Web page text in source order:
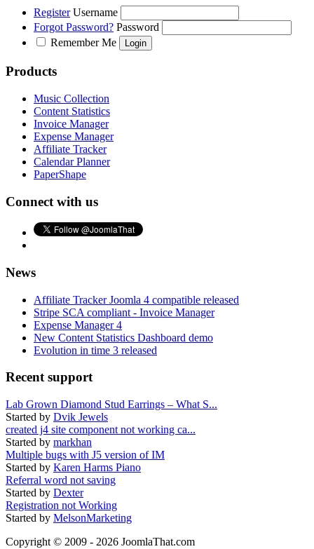
Register Username
Forgot Password? Password
Remember Me
Products
Music Collection
Content Statistics
Invoice Manager
Expense Manager
Affiliate Tracker
Calendar Planner
PaperShape
Connect with us
News
Affiliate Tracker Joomla 4 compatible released
Stripe SCA compliant - Invoice Manager
Expense Manager 4
New Content Statistics Dashboard demo
Evolution in time 3 released
Recent support
Lab Grown Diamond Stud Earrings – What S...
Started by Dvik Jewels
created j4 site component not working ca...
Started by markhan
Multiple bugs with J5 version of IM
Started by Karen Harms Piano
Referral word not saving
Started by Dexter
Registration not Working
Started by MelsonMarketing
Copyright © 2009 - 2026 JoomlaThat.com